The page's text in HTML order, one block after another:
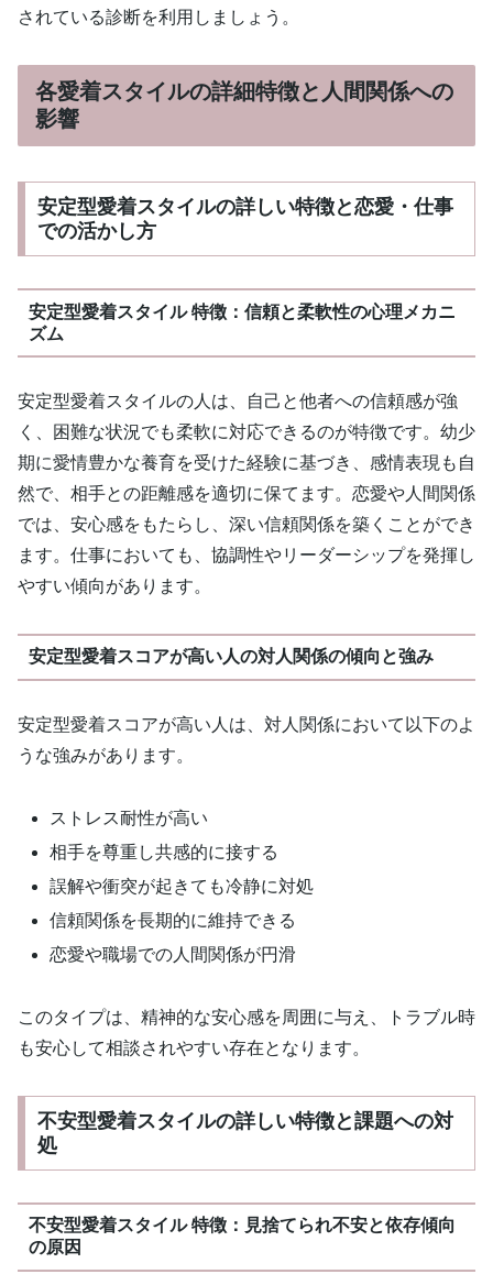
されている診断を利用しましょう。
各愛着スタイルの詳細特徴と人間関係への
影響
安定型愛着スタイルの詳しい特徴と恋愛・仕事
での活かし方
安定型愛着スタイル 特徴：信頼と柔軟性の心理メカニ
ズム
安定型愛着スタイルの人は、自己と他者への信頼感が強
く、困難な状況でも柔軟に対応できるのが特徴です。幼少
期に愛情豊かな養育を受けた経験に基づき、感情表現も自
然で、相手との距離感を適切に保てます。恋愛や人間関係
では、安心感をもたらし、深い信頼関係を築くことができ
ます。仕事においても、協調性やリーダーシップを発揮し
やすい傾向があります。
安定型愛着スコアが高い人の対人関係の傾向と強み
安定型愛着スコアが高い人は、対人関係において以下のよ
うな強みがあります。
ストレス耐性が高い
相手を尊重し共感的に接する
誤解や衝突が起きても冷静に対処
信頼関係を長期的に維持できる
恋愛や職場での人間関係が円滑
このタイプは、精神的な安心感を周囲に与え、トラブル時
も安心して相談されやすい存在となります。
不安型愛着スタイルの詳しい特徴と課題への対
処
不安型愛着スタイル 特徴：見捨てられ不安と依存傾向
の原因